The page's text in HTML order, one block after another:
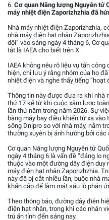
6. Cơ quan Năng lượng Nguyên tử
máy nhiệt điện Zaporizhzhia đã
Nhà máy nhiệt điện Zaporizhzhia,
nhà máy điện hạt nhân
dội” vào sáng ngày 4 tháng 6, Cơ
tắt là IAEA cho biết trên X.
IAEA không nêu rõ liệu vụ tấn
hiện, chỉ lưu ý rằng nhóm của họ
nhiệt điện và nghe thấy tiếng “hoạt
Thông tin này được đưa ra khi nhà
thứ 17 kể từ khi cuộc xâm lược
lần thứ năm trong năm 2026. Sự
bằng máy bay điều khiển từ xa
sông Dnipro so với nhà máy, nằm
thường xuyên bị ảnh hưởng bởi các
Cơ quan Năng lượng Nguyên tử
ngày 4 tháng 6 là vấn đề “đáng lo
thuộc vào một đường dây điện duy
máy điện hạt nhân Zaporizhzhia.
này đã bị cắt nhiều lần, buộc nhà
khẩn cấp để làm mát sáu lò phản
Theo thông báo, đường dây điện
điện hạt nhân, trong khi các nhân
trú ẩn tính đến sáng nay.